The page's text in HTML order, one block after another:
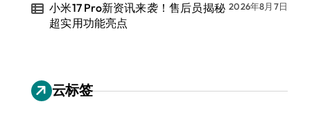
小米17 Pro新资讯来袭！售后员揭秘
超实用功能亮点
2026年8月7日
云标签